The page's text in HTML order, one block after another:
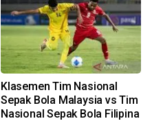
Klasemen Tim Nasional
Sepak Bola Malaysia vs Tim
Nasional Sepak Bola Filipina